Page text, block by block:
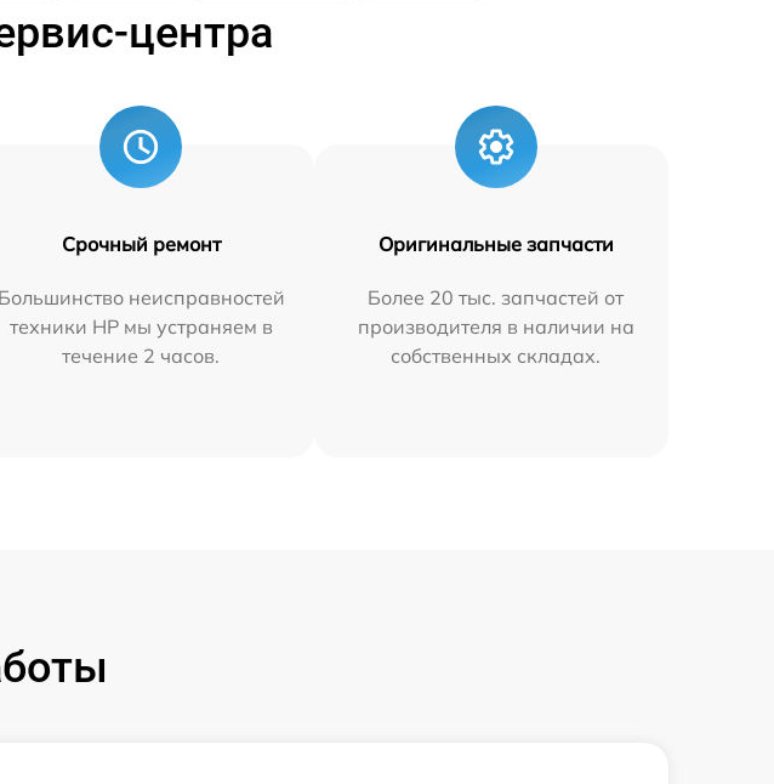
центра
Срочный ремонт
Большинство неисправностей
техники HP мы устраняем в
течение 2 часов.
Оригинальные запчасти
Более 20 тыс. запчастей от
производителя в наличии на
собственных складах.